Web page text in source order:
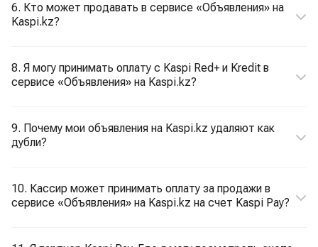
6. Кто может продавать в сервисе «Объявления» на
Kaspi.kz?
8. Я могу принимать оплату с Kaspi Red+ и Kredit в
сервисе «Объявления» на Kaspi.kz?
9. Почему мои объявления на Kaspi.kz удаляют как
дубли?
10. Кассир может принимать оплату за продажи в
сервисе «Объявления» на Kaspi.kz на счет Kaspi Pay?